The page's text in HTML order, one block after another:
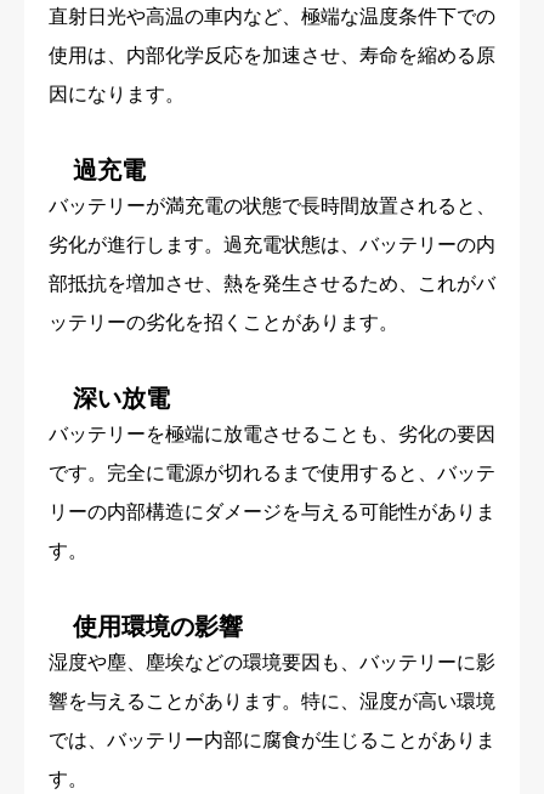
直射日光や高温の車内など、極端な温度条件下での
使用は、内部化学反応を加速させ、寿命を縮める原
因になります。
過充電
バッテリーが満充電の状態で長時間放置されると、
劣化が進行します。過充電状態は、バッテリーの内
部抵抗を増加させ、熱を発生させるため、これがバ
ッテリーの劣化を招くことがあります。
深い放電
バッテリーを極端に放電させることも、劣化の要因
です。完全に電源が切れるまで使用すると、バッテ
リーの内部構造にダメージを与える可能性がありま
す。
使用環境の影響
湿度や塵、塵埃などの環境要因も、バッテリーに影
響を与えることがあります。特に、湿度が高い環境
では、バッテリー内部に腐食が生じることがありま
す。